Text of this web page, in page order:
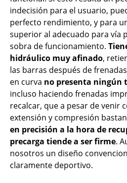
indecisión para el usuario,
perfecto rendimiento, y para
superior al adecuado para vía
sobra de funcionamiento.
hidráulico muy afinado,
las barras después de
en curva no presenta ningún
incluso haciendo frenadas
recalcar, que a pesar de venir
extensión y compresión
en precisión a la hora de
precarga tiende a ser firme.
nosotros un diseño
claramente deportivo.